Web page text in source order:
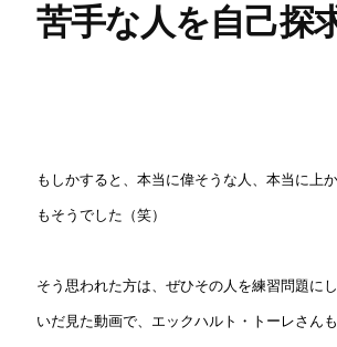
苦手な人を自己探
生
塾
もしかすると、本当に偉そうな人、本当に上
もそうでした（笑）
そう思われた方は、ぜひその人を練習問題に
いだ見た動画で、エックハルト・トーレさん